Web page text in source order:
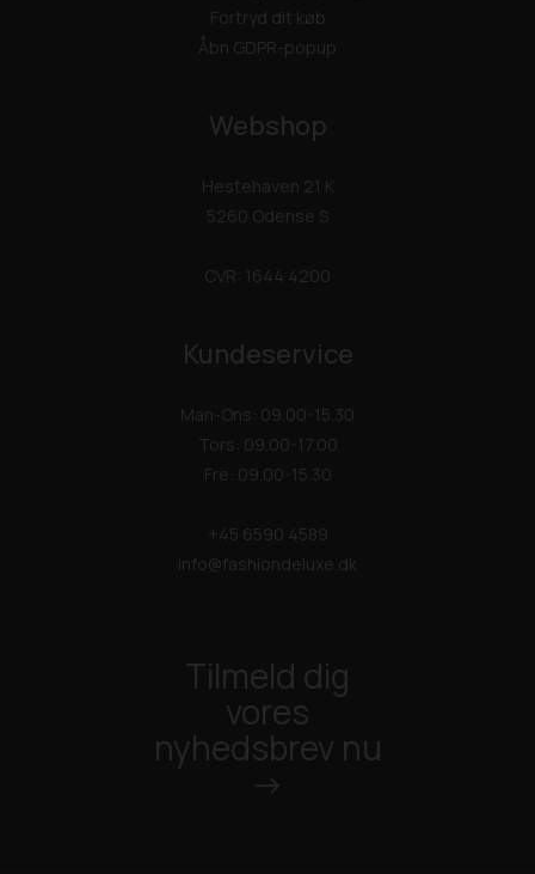
Fortryd dit køb
Åbn GDPR-popup
Webshop
Hestehaven 21 K
5260 Odense S
CVR: 1644 4200
Kundeservice
Man-Ons: 09.00-15.30
Tors: 09.00-17.00
Fre: 09.00-15.30
+45 6590 4589
info@fashiondeluxe.dk
Tilmeld dig
vores
nyhedsbrev nu
->